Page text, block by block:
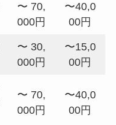
〜 70,
000円
〜40,0
00円
〜 30,
000円
〜15,0
00円
〜 70,
000円
〜40,0
00円